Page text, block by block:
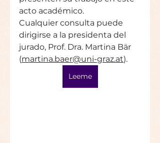
acto académico.
Cualquier consulta puede
dirigirse a la presidenta del
jurado, Prof. Dra. Martina Bär
(martina.baer@uni-graz.at).
Leeme